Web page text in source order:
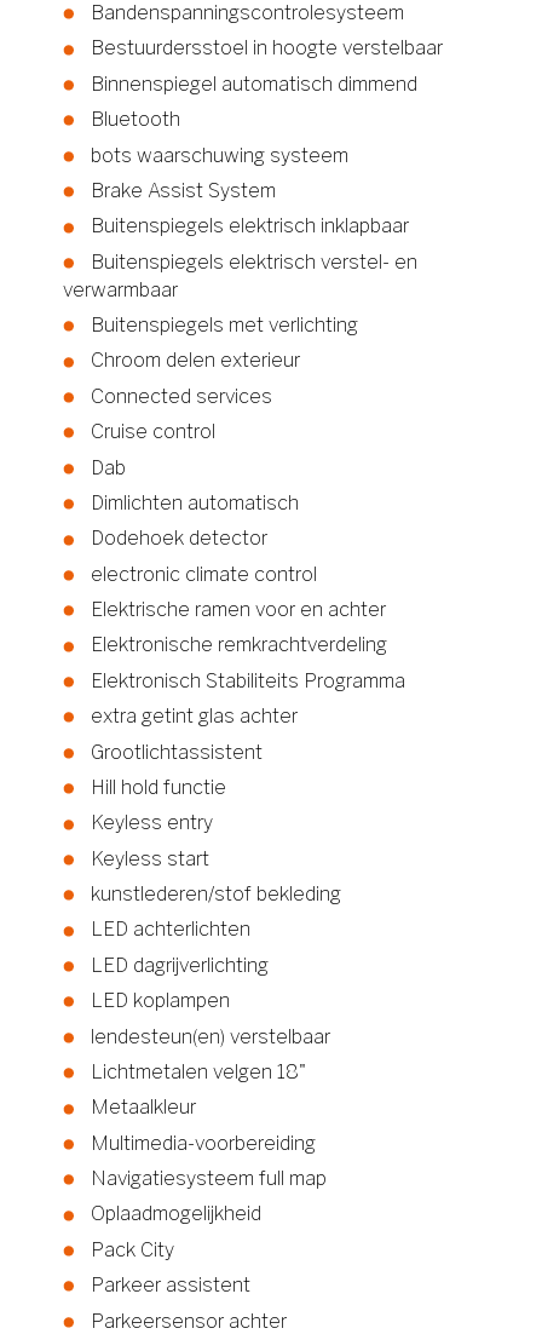
Bandenspanningscontrolesysteem
Bestuurdersstoel in hoogte verstelbaar
Binnenspiegel automatisch dimmend
Bluetooth
bots waarschuwing systeem
Brake Assist System
Buitenspiegels elektrisch inklapbaar
Buitenspiegels elektrisch verstel- en
verwarmbaar
Buitenspiegels met verlichting
Chroom delen exterieur
Connected services
Cruise control
Dab
Dimlichten automatisch
Dodehoek detector
electronic climate control
Elektrische ramen voor en achter
Elektronische remkrachtverdeling
Elektronisch Stabiliteits Programma
extra getint glas achter
Grootlichtassistent
Hill hold functie
Keyless entry
Keyless start
kunstlederen/stof bekleding
LED achterlichten
LED dagrijverlichting
LED koplampen
lendesteun(en) verstelbaar
Lichtmetalen velgen 18"
Metaalkleur
Multimedia-voorbereiding
Navigatiesysteem full map
Oplaadmogelijkheid
Pack City
Parkeer assistent
Parkeersensor achter